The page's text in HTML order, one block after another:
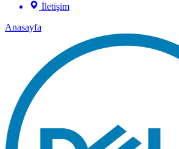
İletişim
Anasayfa